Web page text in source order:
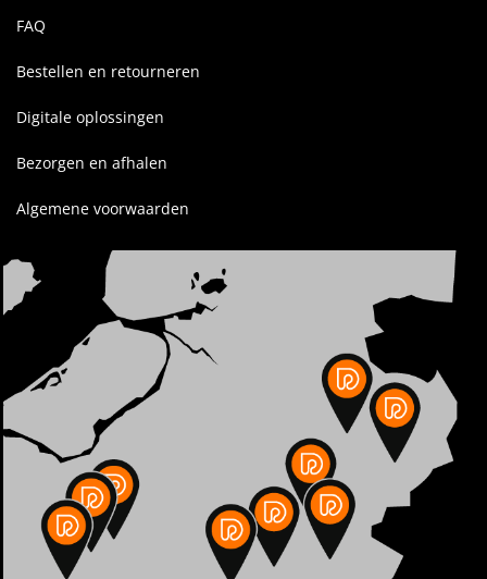
FAQ
Bestellen en retourneren
Digitale oplossingen
Bezorgen en afhalen
Algemene voorwaarden